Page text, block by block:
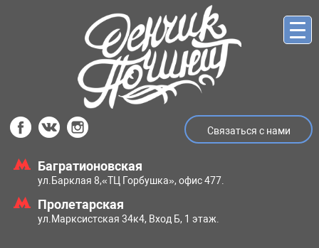
Связаться с нами
Багратионовская
ул.Барклая 8,«ТЦ Горбушка», офис 477.
Пролетарская
ул.Марксистская 34к4, Вход Б, 1 этаж.